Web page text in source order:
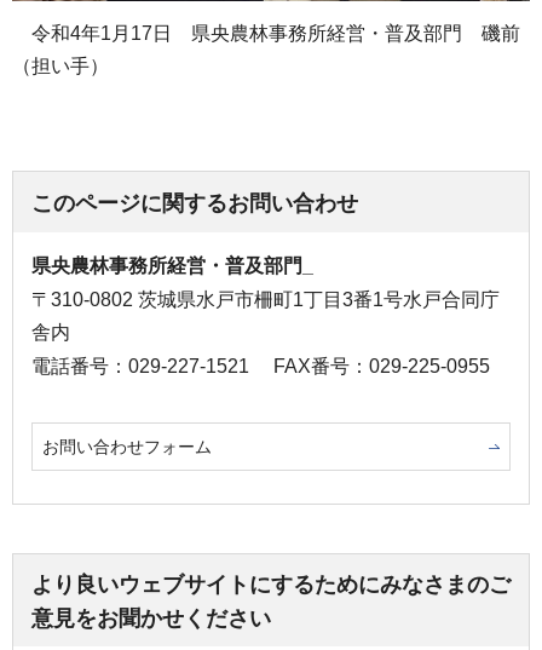
令和4年1月17日 県央農林事務所経営・普及部門 磯前
（担い手）
このページに関するお問い合わせ
県央農林事務所経営・普及部門_
〒310-0802 茨城県水戸市柵町1丁目3番1号水戸合同庁
舎内
電話番号：029-227-1521
FAX番号：029-225-0955
お問い合わせフォーム
より良いウェブサイトにするためにみなさまのご
意見をお聞かせください